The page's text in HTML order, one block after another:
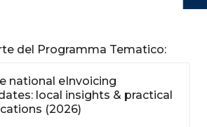
del Programma Tematico:
national eInvoicing
local insights & practical
(2026)